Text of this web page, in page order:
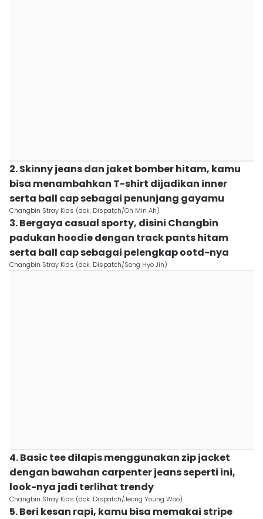
2. Skinny jeans dan jaket bomber hitam, kamu
bisa menambahkan T-shirt dijadikan inner
serta ball cap sebagai penunjang gayamu
Changbin Stray Kids (dok. Dispatch/Oh Min Ah)
3. Bergaya casual sporty, disini Changbin
padukan hoodie dengan track pants hitam
serta ball cap sebagai pelengkap ootd-nya
Changbin Stray Kids (dok. Dispatch/Song Hyo Jin)
4. Basic tee dilapis menggunakan zip jacket
dengan bawahan carpenter jeans seperti ini,
look-nya jadi terlihat trendy
Changbin Stray Kids (dok. Dispatch/Jeong Young Woo)
5. Beri kesan rapi, kamu bisa memakai stripe